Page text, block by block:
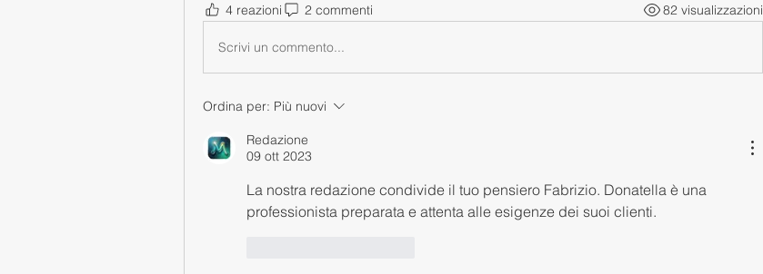
4 reazioni 2 commenti 82 visualizzazioni
Scrivi un commento...
Ordina per: Più nuovi
Redazione
09 ott 2023
La nostra redazione condivide il tuo pensiero Fabrizio. Donatella è una
professionista preparata e attenta alle esigenze dei suoi clienti.